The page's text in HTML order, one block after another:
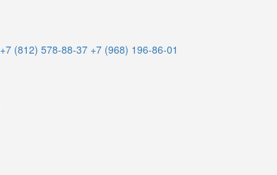
+7 (812) 578-88-37 +7 (968) 196-86-01